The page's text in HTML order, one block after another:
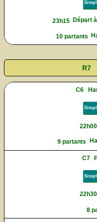
23h15 Départ
10 partants
R7
C6
22h00
9 partants
C7
22h30
8